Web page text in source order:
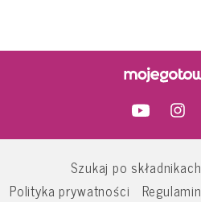
Szukaj po składnikach
Polityka prywatności
Regulamin